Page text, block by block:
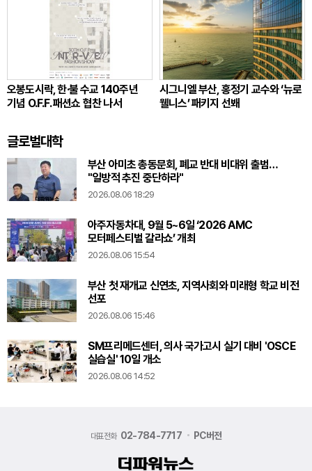
오봉도시락, 한·불 수교 140주년
기념 O.F.F. 패션쇼 협찬 나서
시그니엘 부산, 홍정기 교수와 ‘뉴로
웰니스’ 패키지 선봬
글로벌대학
부산 아미초 총동문회, 폐교 반대 비대위 출범…
"일방적 추진 중단하라"
2026.08.06 18:29
아주자동차대, 9월 5~6일 ‘2026 AMC
모터페스티벌 갈라쇼’ 개최
2026.08.06 15:54
부산 첫 재개교 신연초, 지역사회와 미래형 학교 비전
선포
2026.08.06 15:46
SM프리메드센터, 의사 국가고시 실기 대비 'OSCE
실습실' 10일 개소
2026.08.06 14:52
대표전화 02-784-7717 PC버전